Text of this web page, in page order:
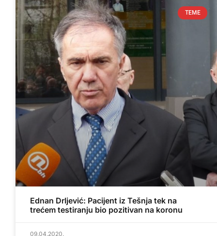
TEME
Ednan Drljević: Pacijent iz Tešnja tek na
trećem testiranju bio pozitivan na koronu
09.04.2020.